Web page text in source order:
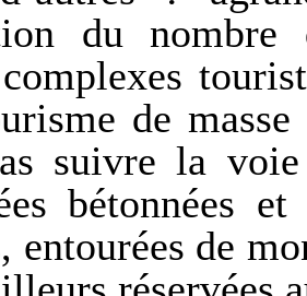
du
de
suivre la voie
bétonnées
entourées de